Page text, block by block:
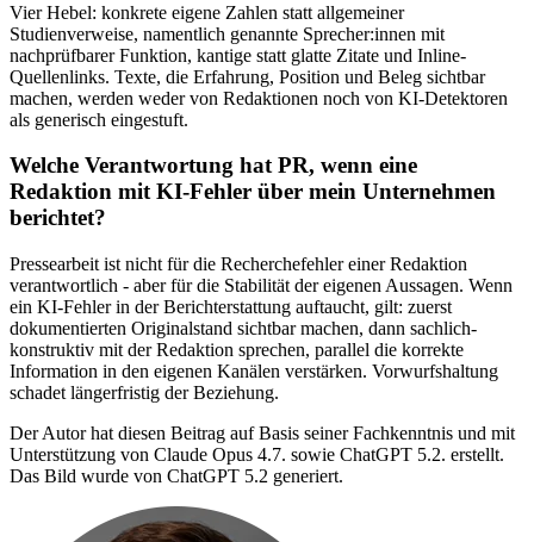
Vier Hebel: konkrete eigene Zahlen statt allgemeiner
Studienverweise, namentlich genannte Sprecher:innen mit
nachprüfbarer Funktion, kantige statt glatte Zitate und Inline-
Quellenlinks. Texte, die Erfahrung, Position und Beleg sichtbar
machen, werden weder von Redaktionen noch von KI-Detektoren
als generisch eingestuft.
Welche Verantwortung hat PR, wenn eine
Redaktion mit KI-Fehler über mein Unternehmen
berichtet?
Pressearbeit ist nicht für die Recherchefehler einer Redaktion
verantwortlich - aber für die Stabilität der eigenen Aussagen. Wenn
ein KI-Fehler in der Berichterstattung auftaucht, gilt: zuerst
dokumentierten Originalstand sichtbar machen, dann sachlich-
konstruktiv mit der Redaktion sprechen, parallel die korrekte
Information in den eigenen Kanälen verstärken. Vorwurfshaltung
schadet längerfristig der Beziehung.
Der Autor hat diesen Beitrag auf Basis seiner Fachkenntnis und mit
Unterstützung von Claude Opus 4.7. sowie ChatGPT 5.2. erstellt.
Das Bild wurde von ChatGPT 5.2 generiert.